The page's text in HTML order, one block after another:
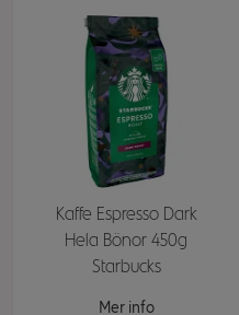
Kaffe Espresso Dark
Hela Bönor 450g
Starbucks
Mer info